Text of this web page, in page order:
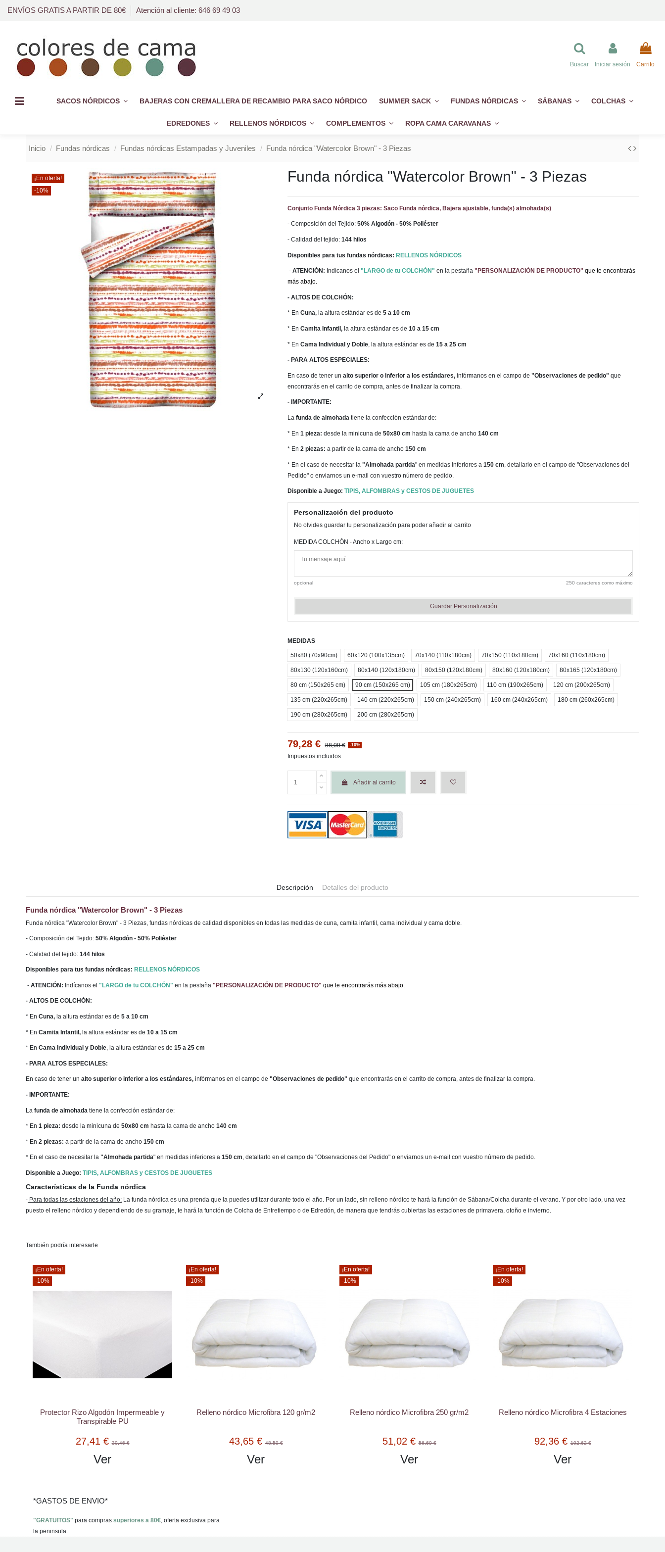
ENVÍOS GRATIS A PARTIR DE 80€ Atención al cliente: 646 69 49 03
Buscar Iniciar sesión Carrito
SACOS NÓRDICOS BAJERAS CON CREMALLERA DE RECAMBIO PARA SACO NÓRDICO SUMMER SACK FUNDAS NÓRDICAS SÁBANAS COLCHAS
EDREDONES RELLENOS NÓRDICOS COMPLEMENTOS ROPA CAMA CARAVANAS
Inicio Fundas nórdicas Fundas nórdicas Estampadas y Juveniles Funda nórdica "Watercolor Brown" - 3 Piezas
¡En oferta!
-10%
Funda nórdica "Watercolor Brown" - 3 Piezas
Conjunto Funda Nórdica 3 piezas: Saco Funda nórdica, Bajera ajustable, funda(s) almohada(s)
- Composición del Tejido:50% Algodón - 50% Poliéster
- Calidad del tejido: 144 hilos
Disponibles para tus fundas nórdicas:RELLENOS NÓRDICOS
-ATENCIÓN: Indícanos el"LARGO de tu COLCHÓN" en la pestaña"PERSONALIZACIÓN DE PRODUCTO" que te encontrarás
más abajo.
- ALTOS DE COLCHÓN:
* EnCuna, la altura estándar es de5 a 10 cm
* EnCamita Infantil, la altura estándar es de10 a 15 cm
* EnCama Individual y Doble , la altura estándar es de15 a 25 cm
- PARA ALTOS ESPECIALES:
En caso de tener unalto superior o inferior a los estándares,infórmanos en el campo de "Observaciones de pedido"que
encontrarás en el carrito de compra, antes de finalizar la compra.
- IMPORTANTE:
Lafunda de almohada tiene la confección estándar de:
* En1 pieza: desde la minicuna de50x80 cm hasta la cama de ancho140 cm
* En2 piezas: a partir de la cama de ancho150 cm
* En el caso de necesitar la"Almohada partida" en medidas inferiores a150 cm , detallarlo en el campo de "Observaciones del
Pedido" o enviarnos un e-mail con vuestro número de pedido.
Disponible a Juego:TIPIS, ALFOMBRAS y CESTOS DE JUGUETES
Personalización del producto
No olvides guardar tu personalización para poder añadir al carrito
MEDIDA COLCHÓN - Ancho x Largo cm:
opcional 250 caracteres como máximo
Guardar Personalización
MEDIDAS
50x80 (70x90cm) 60x120 (100x135cm) 70x140 (110x180cm) 70x150 (110x180cm) 70x160 (110x180cm)
80x130 (120x160cm) 80x140 (120x180cm) 80x150 (120x180cm) 80x160 (120x180cm) 80x165 (120x180cm)
80 cm (150x265 cm) 90 cm (150x265 cm) 105 cm (180x265cm) 110 cm (190x265cm) 120 cm (200x265cm)
135 cm (220x265cm) 140 cm (220x265cm) 150 cm (240x265cm) 160 cm (240x265cm) 180 cm (260x265cm)
190 cm (280x265cm) 200 cm (280x265cm)
79,28 € 88,09 € -10%
Impuestos incluidos
Añadir al carrito
Descripción Detalles del producto
Funda nórdica "Watercolor Brown" - 3 Piezas
Funda nórdica "Watercolor Brown" - 3 Piezas, fundas nórdicas de calidad disponibles en todas las medidas de cuna, camita infantil, cama individual y cama doble.
- Composición del Tejido: 50% Algodón - 50% Poliéster
- Calidad del tejido: 144 hilos
Disponibles para tus fundas nórdicas: RELLENOS NÓRDICOS
- ATENCIÓN: Indícanos el "LARGO de tu COLCHÓN" en la pestaña "PERSONALIZACIÓN DE PRODUCTO" que te encontrarás más abajo.
- ALTOS DE COLCHÓN:
* En Cuna, la altura estándar es de 5 a 10 cm
* En Camita Infantil, la altura estándar es de 10 a 15 cm
* En Cama Individual y Doble, la altura estándar es de 15 a 25 cm
- PARA ALTOS ESPECIALES:
En caso de tener un alto superior o inferior a los estándares, infórmanos en el campo de "Observaciones de pedido" que encontrarás en el carrito de compra, antes de finalizar la compra.
- IMPORTANTE:
La funda de almohada tiene la confección estándar de:
* En 1 pieza: desde la minicuna de 50x80 cm hasta la cama de ancho 140 cm
* En 2 piezas: a partir de la cama de ancho 150 cm
* En el caso de necesitar la "Almohada partida" en medidas inferiores a 150 cm, detallarlo en el campo de "Observaciones del Pedido" o enviarnos un e-mail con vuestro número de pedido.
Disponible a Juego: TIPIS, ALFOMBRAS y CESTOS DE JUGUETES
Características de la Funda nórdica
- Para todas las estaciones del año: La funda nórdica es una prenda que la puedes utilizar durante todo el año. Por un lado, sin relleno nórdico te hará la función de Sábana/Colcha durante el verano. Y por otro lado, una vez
puesto el relleno nórdico y dependiendo de su gramaje, te hará la función de Colcha de Entretiempo o de Edredón, de manera que tendrás cubiertas las estaciones de primavera, otoño e invierno.
También podría interesarle
¡En oferta!
-10%
Protector Rizo Algodón Impermeable y
Transpirable PU
27,41 €30,46 €
Ver
¡En oferta!
-10%
Relleno nórdico Microfibra 120 gr/m2
43,65 €48,50 €
Ver
¡En oferta!
-10%
Relleno nórdico Microfibra 250 gr/m2
51,02 €56,69 €
Ver
¡En oferta!
-10%
Relleno nórdico Microfibra 4 Estaciones
92,36 €102,62 €
Ver
*GASTOS DE ENVIO*
"GRATUITOS" para compras superiores a 80€, oferta exclusiva para
la peninsula.